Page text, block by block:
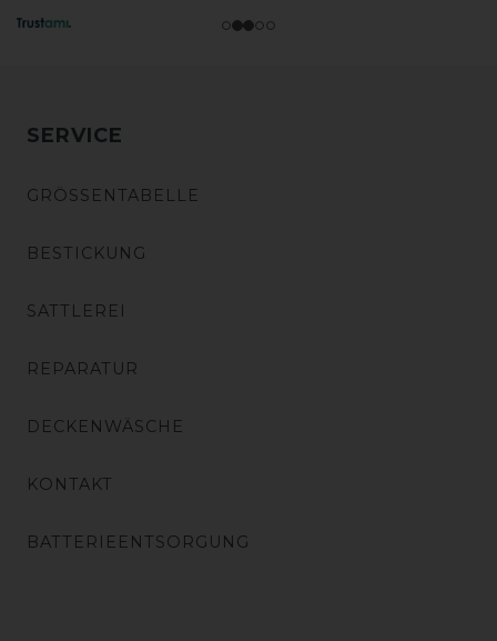
SERVICE
GRÖSSENTABELLE
BESTICKUNG
SATTLEREI
REPARATUR
DECKENWÄSCHE
KONTAKT
BATTERIEENTSORGUNG